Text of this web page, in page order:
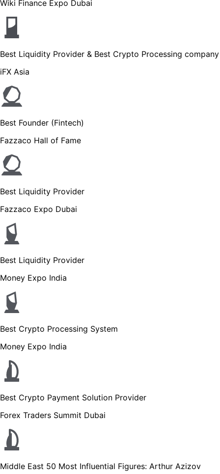
Wiki Finance Expo Dubai
Best Liquidity Provider & Best Crypto Processing company
iFX Asia
Best Founder (Fintech)
Fazzaco Hall of Fame
Best Liquidity Provider
Fazzaco Expo Dubai
Best Liquidity Provider
Money Expo India
Best Crypto Processing System
Money Expo India
Best Crypto Payment Solution Provider
Forex Traders Summit Dubai
Middle East 50 Most Influential Figures: Arthur Azizov